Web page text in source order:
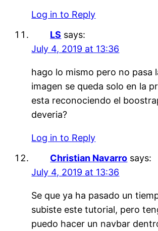
Log in to Reply
LS says:
July 4, 2019 at 13:36
hago lo mismo pero no pasa
imagen se queda solo en la
esta reconociendo el
deveria?
Log in to Reply
Christian Navarro says:
July 4, 2019 at 13:36
Se que ya ha pasado un
subiste este tutorial, pero
puedo hacer un navbar